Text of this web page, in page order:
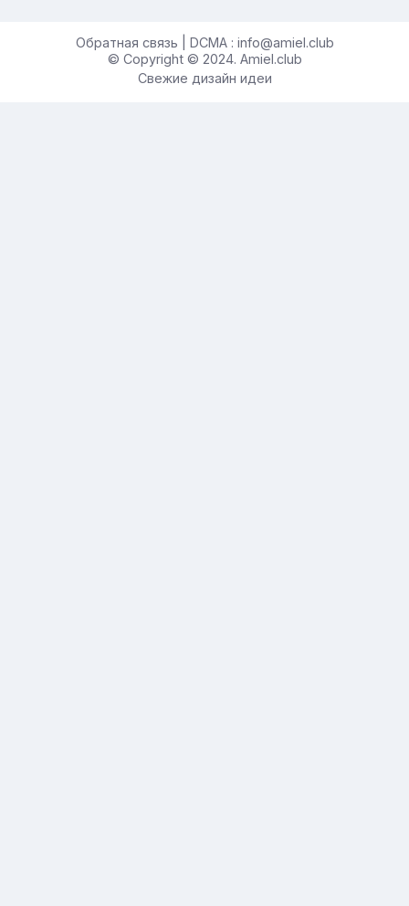
Обратная связь | DCMA : info@amiel.club
© Copyright © 2024. Amiel.club
Свежие дизайн идеи